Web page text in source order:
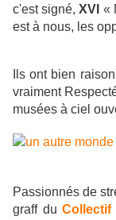
c'est signé,XVI «
est à nous, les
Ils ont bien
vraiment
musées à ciel
Passionnés de
graff duCollectif